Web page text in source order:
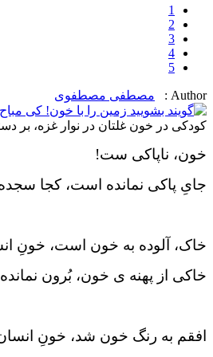
1
2
3
4
5
Author : مصطفی مصطفوی
کودکی در خون غلتان در نوار غزه، بر
خون، ناپاکی ست!
جایِ پاکی نمانده است، کجا
خاک، آلوده به خون است، خونِ
خاکی از پهنه ی خون، بُرون
افقم به رنگ خون شد، خونِ